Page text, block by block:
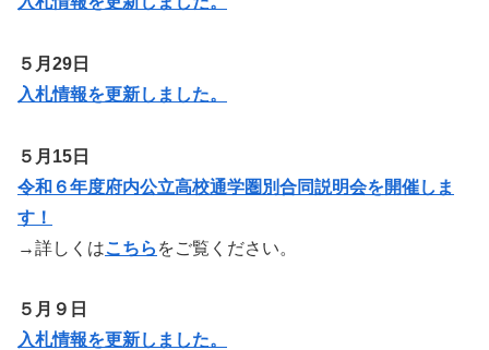
５月29日
入札情報を更新しました。
５月15日
令和６年度府内公立高校通学圏別合同説明会を開催しま
す！
→詳しくはこちら をご覧ください。
５月９日
入札情報を更新しました。